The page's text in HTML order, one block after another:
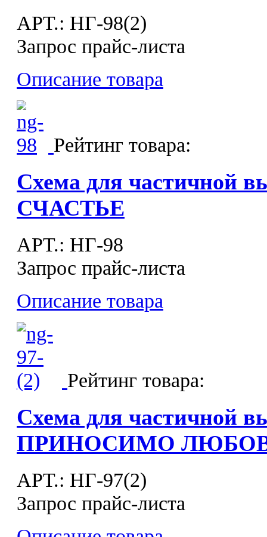
APT.: НГ-98(2)
Запрос прайс-листа
Описание товара
Рейтинг товара:
Схема для частичной
СЧАСТЬЕ
APT.: НГ-98
Запрос прайс-листа
Описание товара
Рейтинг товара:
Схема для частичной
ПРИНОСИМО
APT.: НГ-97(2)
Запрос прайс-листа